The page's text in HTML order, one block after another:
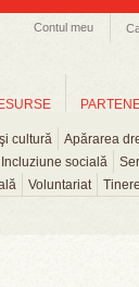
Contul meu
cultură
Apărarea
Incluziune socială
Voluntariat